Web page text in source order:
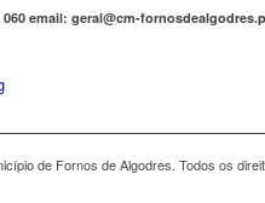
060 email: geral@cm-
de Fornos de Algodres. Todos os